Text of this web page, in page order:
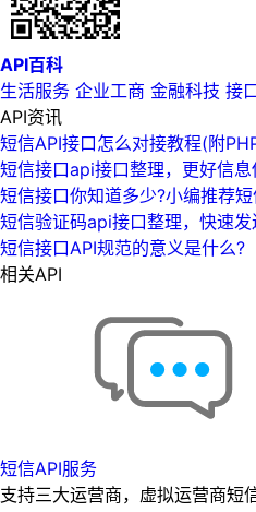
API百科
生活服务 企业工商 金融科技 接
API资讯
短信API接口怎么对接教程(附
短信接口api接口整理，更好信息
短信接口你知道多少?小编推荐
短信验证码api接口整理，快速发
短信接口API规范的意义是什么?
相关API
短信API服务
支持三大运营商，虚拟运营商短